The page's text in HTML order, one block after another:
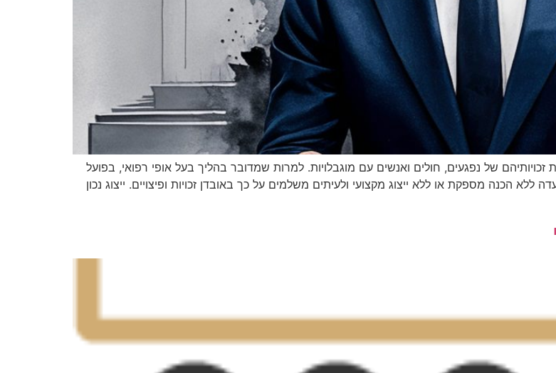
של נפגעים, חולים ואנשים עם מוגבלויות. למרות שמדובר בהליך בעל אופי רפואי, בפועל
ללא הכנה מספקת או ללא ייצוג מקצועי ולעיתים משלמים על כך באובדן זכויות ופיצויים. ייצוג נכון